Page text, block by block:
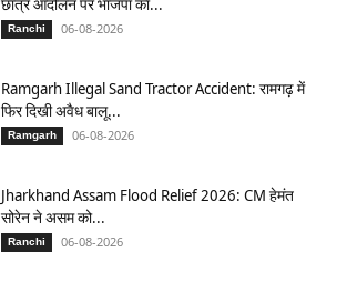
Ranchi 06-08-2026
Ramgarh Illegal Sand Tractor Accident: रामगढ़ में
फिर दिखी अवैध बालू...
Ramgarh 06-08-2026
Jharkhand Assam Flood Relief 2026: CM हेमंत
सोरेन ने असम को...
Ranchi 06-08-2026